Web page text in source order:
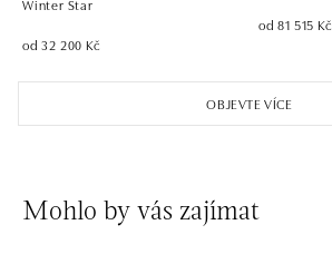
OBJEVTE VÍCE
od 32 200 Kč
od 81 515 Kč
Mohlo by vás zajímat